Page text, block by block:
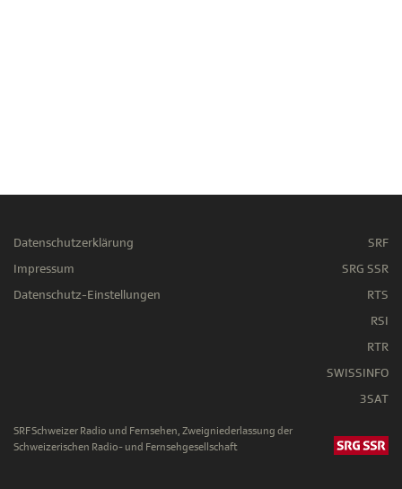
Datenschutzerklärung
Impressum
Datenschutz-Einstellungen
SRF
SRG SSR
RTS
RSI
RTR
SWISSINFO
3SAT
SRF Schweizer Radio und Fernsehen, Zweigniederlassung der
Schweizerischen Radio- und Fernsehgesellschaft